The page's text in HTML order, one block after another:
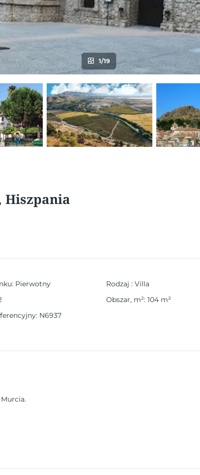
1/19
Hiszpania
: Pierwotny Rodzaj : Villa
Obszar, m²: 104 m²
: N6937
M2.